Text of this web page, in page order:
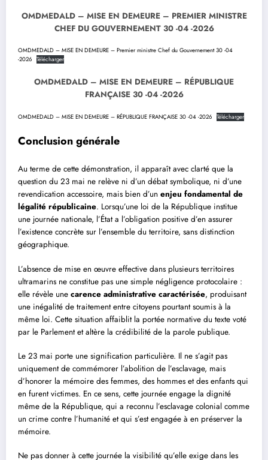
OMDMEDALD – MISE EN DEMEURE – PREMIER MINISTRE
CHEF DU GOUVERNEMENT 30 -04 -2026
OMDMEDALD – MISE EN DEMEURE – Premier ministre Chef du Gouvernement 30 -04
-2026 Télécharger
OMDMEDALD – MISE EN DEMEURE – RÉPUBLIQUE
FRANÇAISE 30 -04 -2026
OMDMEDALD – MISE EN DEMEURE – RÉPUBLIQUE FRANÇAISE 30 -04 -2026 Télécharger
Conclusion générale
Au terme de cette démonstration, il apparaît avec clarté que la
question du 23 mai ne relève ni d’un débat symbolique, ni d’une
revendication accessoire, mais bien d’un enjeu fondamental de
légalité républicaine. Lorsqu’une loi de la République institue
une journée nationale, l’État a l’obligation positive d’en assurer
l’existence concrète sur l’ensemble du territoire, sans distinction
géographique.
L’absence de mise en œuvre effective dans plusieurs territoires
ultramarins ne constitue pas une simple négligence protocolaire :
elle révèle une carence administrative caractérisée, produisant
une inégalité de traitement entre citoyens pourtant soumis à la
même loi. Cette situation affaiblit la portée normative du texte voté
par le Parlement et altère la crédibilité de la parole publique.
Le 23 mai porte une signification particulière. Il ne s’agit pas
uniquement de commémorer l’abolition de l’esclavage, mais
d’honorer la mémoire des femmes, des hommes et des enfants qui
en furent victimes. En ce sens, cette journée engage la dignité
même de la République, qui a reconnu l’esclavage colonial comme
un crime contre l’humanité et qui s’est engagée à en préserver la
mémoire.
Ne pas donner à cette journée la visibilité qu’elle exige dans les